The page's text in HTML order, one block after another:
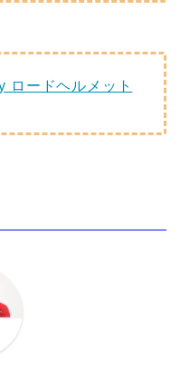
ロードヘルメット